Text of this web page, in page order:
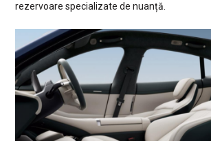
rezervoare specializate de nuanță.